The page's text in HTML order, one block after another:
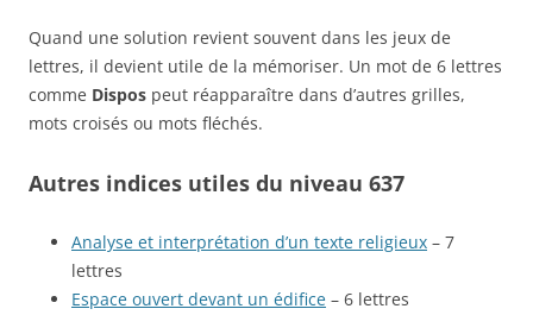
Quand une solution revient souvent dans les jeux de
lettres, il devient utile de la mémoriser. Un mot de 6 lettres
comme Dispos peut réapparaître dans d’autres grilles,
mots croisés ou mots fléchés.
Autres indices utiles du niveau 637
Analyse et interprétation d’un texte religieux – 7
lettres
Espace ouvert devant un édifice – 6 lettres